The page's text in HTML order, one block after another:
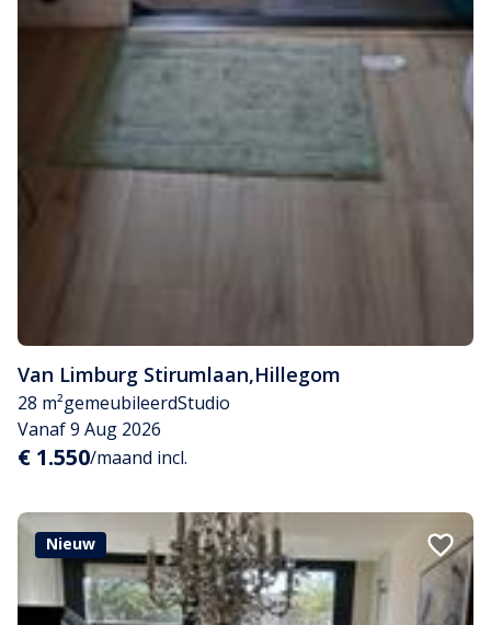
Van Limburg Stirumlaan,Hillegom
28 m²gemeubileerdStudio
Vanaf 9 Aug 2026
€ 1.550/maand incl.
Nieuw